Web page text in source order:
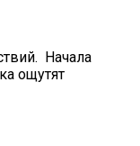
Начала
ощутят